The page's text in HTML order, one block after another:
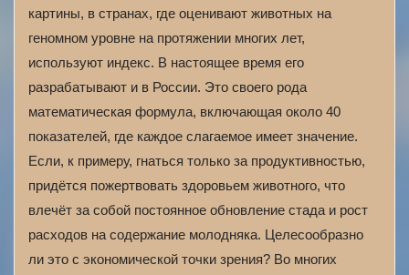
картины, в странах, где оценивают животных на
геномном уровне на протяжении многих лет,
используют индекс. В настоящее время его
разрабатывают и в России. Это своего рода
математическая формула, включающая около 40
показателей, где каждое слагаемое имеет значение.
Если, к примеру, гнаться только за продуктивностью,
придётся пожертвовать здоровьем животного, что
влечёт за собой постоянное обновление стада и рост
расходов на содержание молодняка. Целесообразно
ли это с экономической точки зрения? Во многих